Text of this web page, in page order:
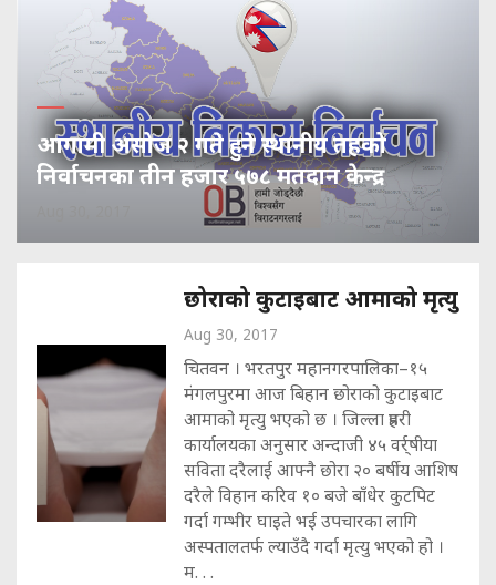
आगामी असोज २ गते हुने स्थानीय तहको
निर्वाचनका तीन हजार ५७८ मतदान केन्द्र
छोराको कुटाइबाट आमाको मृत्यु
Aug 30, 2017
चितवन । भरतपुर महानगरपालिका–१५
मंगलपुरमा आज बिहान छोराको कुटाइबाट
आमाको मृत्यु भएको छ । जिल्ला प्रहरी
कार्यालयका अनुसार अन्दाजी ४५ वर्र्षीया
सविता दरैलाई आफ्नै छोरा २० बर्षीय आशिष
दरैले विहान करिव १० बजे बाँधेर कुटपिट
गर्दा गम्भीर घाइते भई उपचारका लागि
अस्पतालतर्फ ल्याउँदै गर्दा मृत्यु भएको हो ।
म. . .